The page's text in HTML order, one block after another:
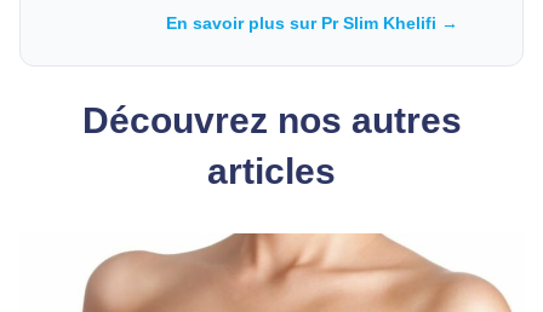
En savoir plus sur Pr Slim Khelifi →
Découvrez nos autres
articles